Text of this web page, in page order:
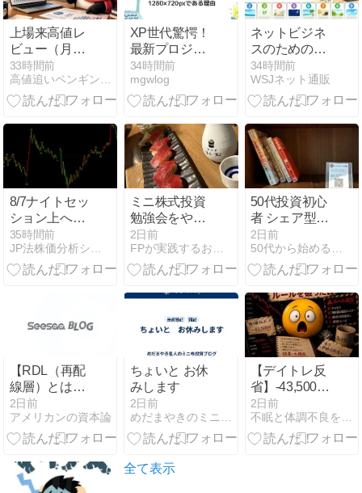
上場来高値レ
ビュー（月
次）｜上場来
高値の更新銘
柄をデータで
クナンバー一
33時間前
高値追いペンギンの観測所
XP世代驚愕！
最新プロジェ
クターAstrum
の解像度が
「あえて」
セルである理
由
34時間前
mgwlog
ネットビジネ
スのための
【2026年最
新】無料ブロ
グ人気おすす
34時間前
WSJネット通販
8/7ナイトセッ
ション上へ
66720→引け
66310円 ＋
650円
35時間前
JP法株価分析システム
ミニ株式投資
勉強会をやり
ます
2日前
FPが実践するお金の知恵を磨く勉強会
50代投資初心
者 シェア型図
書館のオーナ
ーになった！
2日前
50代から始める投資家への道
【RDL（再配
線層）とは？
──ポスト
CoWoS時代を
支える次世代
グ技術】
2日前
アメリカンの資本論
ちょいと お休
みします
2日前
めだまやきのミニ株投資ブログ
【デイトレ反
省】-43,500円
｜損失を取り
戻そうとして
ルールを破っ
2日前
不眠と体調不良を抱えながら株に挑戦する話 〜負け検証記録〜
全て表示